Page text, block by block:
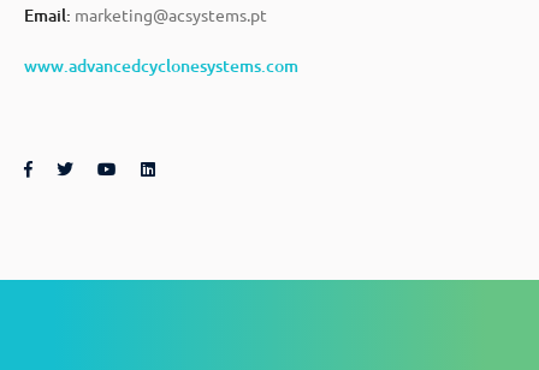
Email: marketing@acsystems.pt
www.advancedcyclonesystems.com